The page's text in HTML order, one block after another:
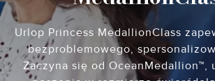
Urlop Princess MedallionClass
bezproblemowego,
Zaczyna się od OceanMedallion™,